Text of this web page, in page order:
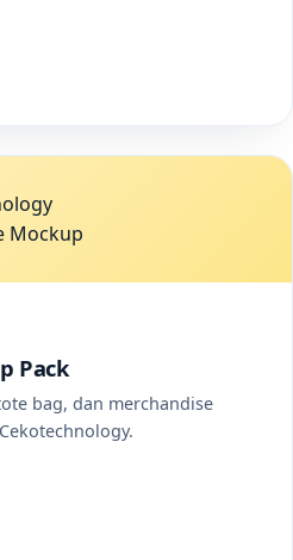
Pack
bag, dan merchandise